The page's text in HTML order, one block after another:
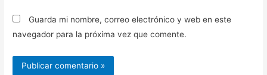
Guarda mi nombre, correo electrónico y web en este
navegador para la próxima vez que comente.